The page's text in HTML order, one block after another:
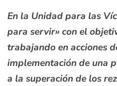
En la Unidad para las
para servir» con el
trabajando en acciones
implementación de una
a la superación de los